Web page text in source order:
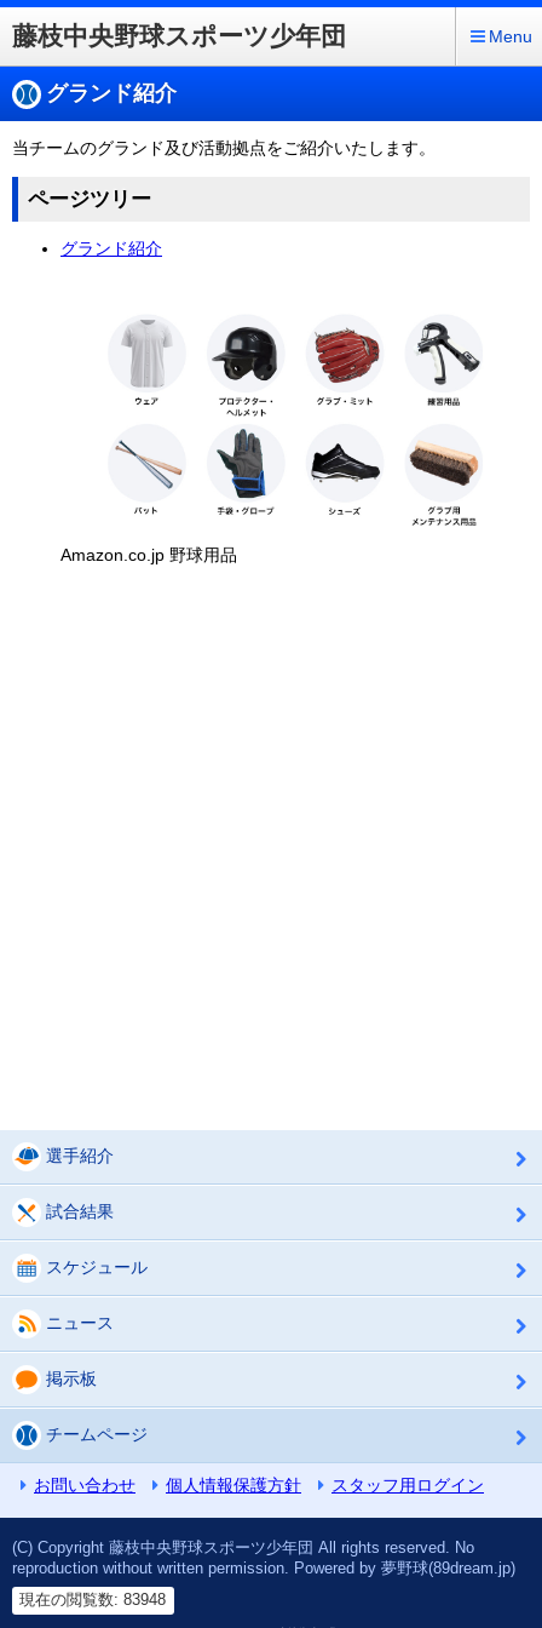
藤枝中央野球スポーツ少年団 Menu
グランド紹介
当チームのグランド及び活動拠点をご紹介いたします。
ページツリー
グランド紹介
Amazon.co.jp 野球用品
選手紹介
試合結果
スケジュール
ニュース
掲示板
チームページ
お問い合わせ 個人情報保護方針 スタッフ用ログイン
(C) Copyright 藤枝中央野球スポーツ少年団 All rights reserved. No
reproduction without written permission. Powered by 夢野球(89dream.jp)
現在の閲覧数: 83948